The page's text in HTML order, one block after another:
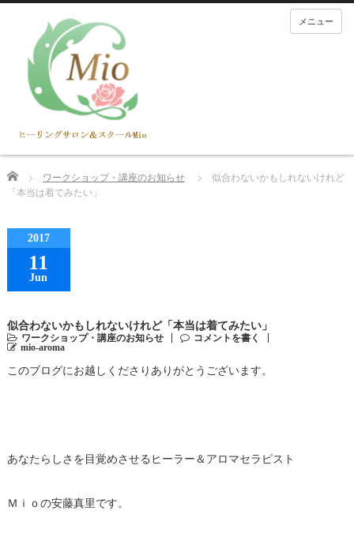
メニュー
Home ワークショップ・講座のお知らせ
似合わないかもしれないけれど
「本当は着てみたい」
2017
11
Jun
似合わないかもしれないけれど「本当は着てみたい」
ワークショップ・講座のお知らせ
コメントを書く
mio-aroma
このブログにお越しくださりありがとうございます。
あなたらしさを目覚めさせるヒーラー＆アロマセラピスト
Ｍｉｏの安藤真里です。